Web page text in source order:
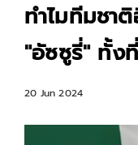
ทำไมทีมชา
"อัซซูรี่" ทั้ง
20 Jun 2024